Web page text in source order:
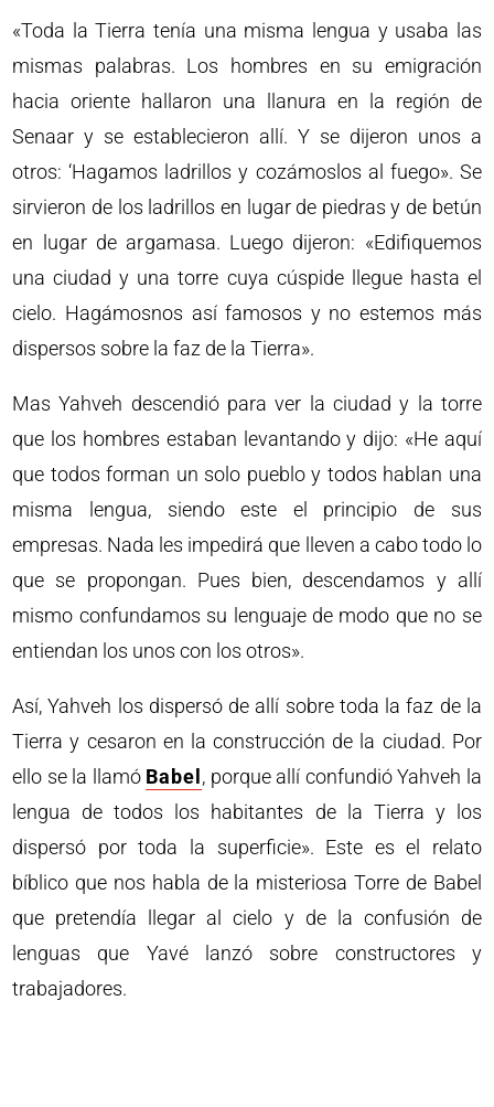
«Toda la Tierra tenía una misma lengua y usaba las
mismas palabras. Los hombres en su emigración
hacia oriente hallaron una llanura en la región de
Senaar y se establecieron allí. Y se dijeron unos a
otros: ‘Hagamos ladrillos y cozámoslos al fuego». Se
sirvieron de los ladrillos en lugar de piedras y de betún
en lugar de argamasa. Luego dijeron: «Edifiquemos
una ciudad y una torre cuya cúspide llegue hasta el
cielo. Hagámosnos así famosos y no estemos más
dispersos sobre la faz de la Tierra».
Mas Yahveh descendió para ver la ciudad y la torre
que los hombres estaban levantando y dijo: «He aquí
que todos forman un solo pueblo y todos hablan una
misma lengua, siendo este el principio de sus
empresas. Nada les impedirá que lleven a cabo todo lo
que se propongan. Pues bien, descendamos y allí
mismo confundamos su lenguaje de modo que no se
entiendan los unos con los otros».
Así, Yahveh los dispersó de allí sobre toda la faz de la
Tierra y cesaron en la construcción de la ciudad. Por
ello se la llamó Babel , porque allí confundió Yahveh la
lengua de todos los habitantes de la Tierra y los
dispersó por toda la superficie». Este es el relato
bíblico que nos habla de la misteriosa Torre de Babel
que pretendía llegar al cielo y de la confusión de
lenguas que Yavé lanzó sobre constructores y
trabajadores.